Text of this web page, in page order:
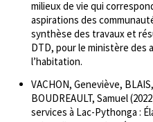
milieux de vie qui
aspirations des
synthèse des travaux et
DTD, pour le ministère des
l’habitation.
VACHON, Geneviève,
BOUDREAULT, Samuel
services à Lac-Pythonga :